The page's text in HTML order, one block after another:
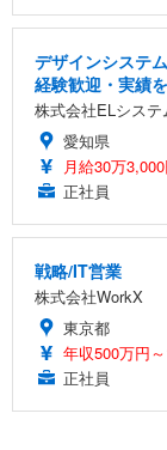
デザインシステ
経験歓迎・実績
株式会社ELシステ
愛知県
月給30万
正社員
戦略/IT営業
株式会社WorkX
東京都
年収500万円
正社員